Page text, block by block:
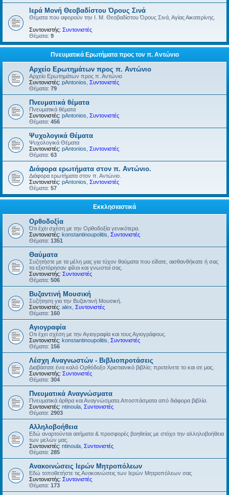
Ιερά Μονή Θεοβαδίστου Όρους Σινά
Θέματα που αφορούν την Ι. Μ. Θεοβαδίστου Όρους Σινά, Αγίας Αικατερίνης.
Συντονιστής: Συντονιστές
Θέματα: 9
Πνευματικά Ερωτήματα προς τον π. Αντώνιο
Αρχείο Ερωτημάτων προς π. Αντώνιο
Αρχείο Ερωτημάτων προς π. Αντώνιο
Συντονιστές: pAntonios Συντονιστές
Θέματα: 79
Πνευματικά θέματα
Πνευματικά θέματα
Συντονιστές: pAntonios Συντονιστές
Θέματα: 456
Ψυχολογικά Θέματα
Ψυχολογικά Θέματα
Συντονιστές: pAntonios Συντονιστές
Θέματα: 63
Διάφορα ερωτήματα στον π. Αντώνιο.
Διάφορα ερωτήματα στον π. Αντώνιο.
Συντονιστές: pAntonios Συντονιστές
Θέματα: 57
Εκκλησιαστικά
Ορθοδοξία
Ότι έχει σχέση με την Ορθοδοξία γενικότερα.
Συντονιστές: konstantinoupolitis Συντονιστές
Θέματα: 1351
Θαύματα
Συζητήστε με τα μέλη μας για τύχον θαύματα που είδατε, αισθανθήκατε ή σας
τα εξιστόρησαν φίλοι και γνωστοί σας.
Συντονιστής: Συντονιστές
Θέματα: 506
Βυζαντινή Μουσική
Συζήτηση για την Βυζαντινή Μουσική.
Συντονιστές: alex Συντονιστές
Θέματα: 160
Αγιογραφία
Οτι έχει σχέση με την Αγιογραφία και τους Αγιογράφους.
Συντονιστές: konstantinoupolitis Συντονιστές
Θέματα: 156
Λέσχη Αναγνωστών - Βιβλιοπροτάσεις
Διαβάσατε ένα καλό Ορθόδοξο Χριστιανικό βιβλίο; προτείνετε το και σε μας.
Συντονιστής: Συντονιστές
Θέματα: 304
Πνευματικά Αναγνώσματα
Πνευματικά άρθρα και Αναγνώσματα.Αποσπάσματα από διάφορα βιβλία.
Συντονιστές: ntinoula Συντονιστές
Θέματα: 2903
Αλληλοβοήθεια
Εδώ αναρτούνται αιτήματα & προσφορές βοηθείας με στόχο την αλληλοβοήθεια
των μελών μας.
Συντονιστές: ntinoula Συντονιστές
Θέματα: 285
Ανακοινώσεις Ιερών Μητροπόλεων
Εδώ τοποθετήστε τις Ανακοινώσεις των Ιερών Μητροπόλεων σας
Συντονιστής: Συντονιστές
Θέματα: 173